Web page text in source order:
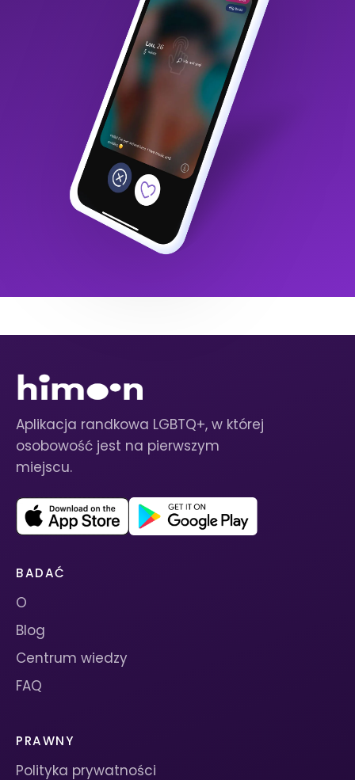
Aplikacja randkowa LGBTQ+, w której
osobowość jest na pierwszym
miejscu.
BADAĆ
O
Blog
Centrum wiedzy
FAQ
PRAWNY
Polityka prywatności